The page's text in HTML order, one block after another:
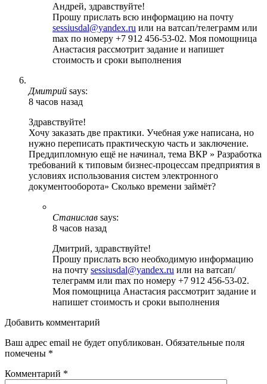
Андрей, здравствуйте!
Прошу прислать всю информацию на почту
sessiusdal@yandex.ru или на ватсап/телеграмм или
max по номеру +7 912 456-53-02. Моя помощница
Анастасия рассмотрит задание и напишет
стоимость и сроки выполнения
Дмитрий says:
8 часов назад
Здравствуйте!
Хочу заказать две практики. Учебная уже написана, но
нужно переписать практическую часть и заключение.
Преддипломную ещё не начинал, тема ВКР » Разработка
требований к типовым бизнес-процессам предприятия в
условиях использования систем электронного
документооборота» Сколько времени займёт?
Станислав says:
8 часов назад
Дмитрий, здравствуйте!
Прошу прислать всю необходимую информацию
на почту sessiusdal@yandex.ru или на ватсап/
телеграмм или max по номеру +7 912 456-53-02.
Моя помощница Анастасия рассмотрит задание и
напишет стоимость и сроки выполнения
Добавить комментарий
Ваш адрес email не будет опубликован. Обязательные поля
помечены *
Комментарий *